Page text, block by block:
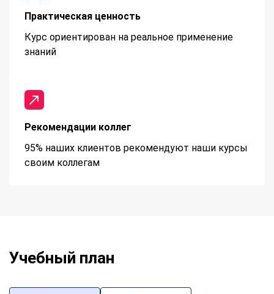
Практическая ценность
Курс ориентирован на реальное применение
знаний
Рекомендации коллег
95% наших клиентов рекомендуют наши курсы
своим коллегам
Учебный план